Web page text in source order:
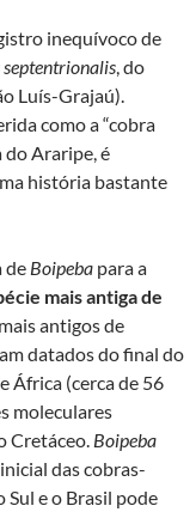
inequívoco de
septentrionalis , do
Luís-Grajaú).
como a “cobra
Araripe, é
história bastante
de Boipeba para a
mais antiga de
antigos de
datados do final do
África (cerca de 56
moleculares
Cretáceo. Boipeba
das cobras-
Sul e o Brasil pode